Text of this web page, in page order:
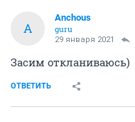
A
Anchous
guru
29 января 2021
Засим откланиваюсь)
ОТВЕТИТЬ